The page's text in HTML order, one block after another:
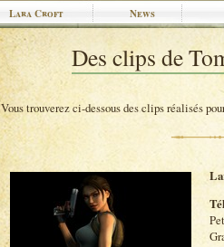
Lara Croft News
Des clips de
Vous trouverez ci-dessous des clips réalisés